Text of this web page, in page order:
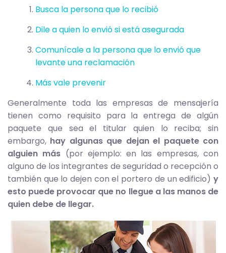
Busca la persona que lo recibió
Dile a quien lo envió si está asegurada
Comunícale a la persona que lo envió que
levante una reclamación
Más vale prevenir
Generalmente toda las empresas de mensajería
tienen como requisito para la entrega de algún
paquete que sea el titular quien lo reciba; sin
embargo, hay algunas que dejan el paquete con
alguien más (por ejemplo: en las empresas, con
alguno de los integrantes de seguridad o recepción o
también que lo dejen con el portero de un edificio) y
esto puede provocar que no llegue a las manos de
quien debe de llegar.